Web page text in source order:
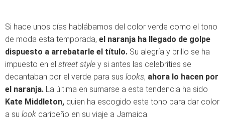
Si hace unos días hablábamos del color verde como el tono
de moda esta temporada, el naranja ha llegado de golpe
dispuesto a arrebatarle el título. Su alegría y brillo se ha
impuesto en el street style y si antes las celebrities se
decantaban por el verde para sus looks, ahora lo hacen por
el naranja. La última en sumarse a esta tendencia ha sido
Kate Middleton, quien ha escogido este tono para dar color
a su look caribeño en su viaje a Jamaica.